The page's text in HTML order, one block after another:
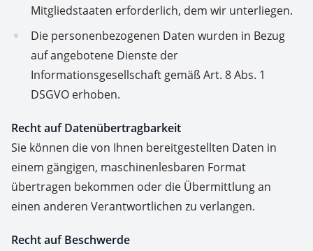
Mitgliedstaaten erforderlich, dem wir unterliegen.
Die personenbezogenen Daten wurden in Bezug
auf angebotene Dienste der
Informationsgesellschaft gemäß Art. 8 Abs. 1
DSGVO erhoben.
Recht auf Datenübertragbarkeit
Sie können die von Ihnen bereitgestellten Daten in
einem gängigen, maschinenlesbaren Format
übertragen bekommen oder die Übermittlung an
einen anderen Verantwortlichen zu verlangen.
Recht auf Beschwerde